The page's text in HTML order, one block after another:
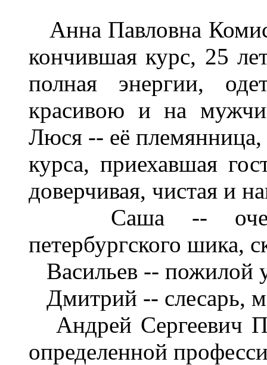
Анна Павловна
кончившая курс, 25
полная энергии,
красивою и на
Люся -- её племянница,
курса, приехавшая
доверчивая, чистая и
Саша -- очень
петербургского шика,
Васильев -- пожилой
Дмитрий -- слесарь,
Андрей Сергеевич
определенной